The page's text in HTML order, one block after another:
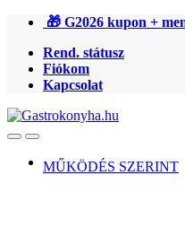
Ugrás
navigációhoz
Ugrás
tartalomra
🎁 G2026 kupon +
Rend. státusz
Fiókom
Kapcsolat
OpenClose
MŰKÖDÉS SZERINT